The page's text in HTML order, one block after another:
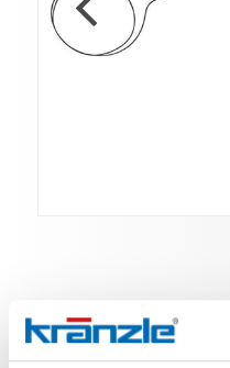
Lanca